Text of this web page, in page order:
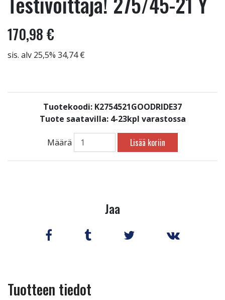
170,98 €
sis. alv 25,5% 34,74 €
Tuotekoodi: K2754521GOODRIDE37
Tuote saatavilla: 4-23kpl varastossa
Määrä Lisää koriin
Jaa
Tuotteen tiedot